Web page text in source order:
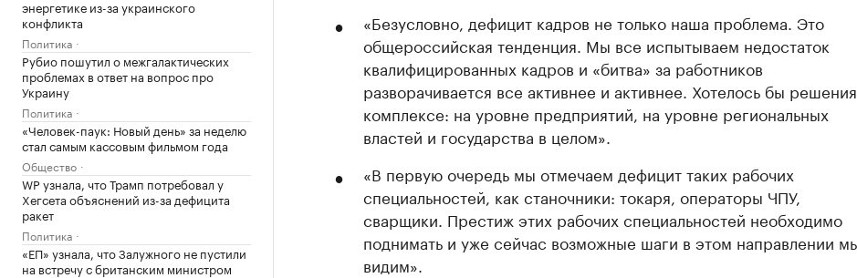
энергетике из-за украинского
конфликта
Политика
Рубио пошутил о межгалактических
проблемах в ответ на вопрос про
Украину
Политика
«Человек-паук: Новый день» за неделю
стал самым кассовым фильмом года
Общество
WP узнала, что Трамп потребовал у
Хегсета объяснений из-за дефицита
ракет
Политика
«ЕП» узнала, что Залужного не пустили
на встречу с британским министром
«Безусловно, дефицит кадров не только наша проблема. Это
общероссийская тенденция. Мы все испытываем недостаток
квалифицированных кадров и «битва» за работников
разворачивается все активнее и активнее. Хотелось бы
комплексе: на уровне предприятий, на уровне региональных
властей и государства в целом».
«В первую очередь мы отмечаем дефицит таких рабочих
специальностей, как станочники: токаря, операторы ЧПУ,
сварщики. Престиж этих рабочих специальностей необходимо
поднимать и уже сейчас возможные шаги в этом направлении
видим».